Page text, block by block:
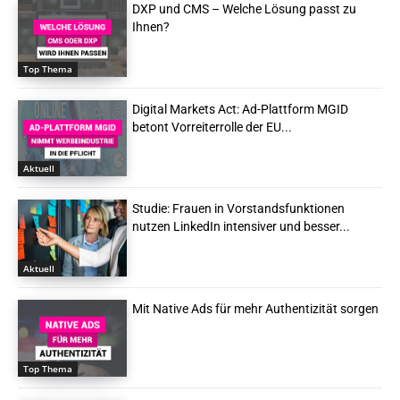
Top Thema
DXP und CMS – Welche Lösung passt zu
Ihnen?
Aktuell
Digital Markets Act: Ad-Plattform MGID
betont Vorreiterrolle der EU...
Aktuell
Studie: Frauen in Vorstandsfunktionen
nutzen LinkedIn intensiver und besser...
Top Thema
Mit Native Ads für mehr Authentizität sorgen